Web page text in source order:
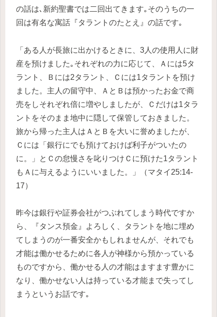
の話は､新約聖書では二回出てきます｡そのうちの一
回は有名な寓話『タラントのたとえ』の話です｡
「ある人が長旅に出かけるときに、3人の使用人に財
産を預けました｡それぞれの力に応じて、Ａには5タ
ラント、Ｂには2タラント、Ｃには1タラントを預け
ました。主人の留守中、ＡとＢは預かったお金で商
売をしそれぞれ倍に増やしましたが、Ｃだけは1タラ
ントをそのまま地中に隠して保管しておきました。
旅から帰った主人はＡとＢを大いに誉めましたが、
Ｃには「銀行にでも預けておけば利子がついたの
に。」とＣの怠慢さを叱りつけＣに預けた1タラント
もＡに与えるようにいいました。」（マタイ25:14-
17）
昨今は銀行や証券会社がつぶれてしまう時代ですか
ら、『タンス預金』よろしく、タラントを地に埋め
てしまうのが一番安全かもしれませんが、それでも
才能は働かせるために各人が神様から預かっている
ものですから、働かせる人の才能はますます豊かに
なり、働かせない人は持っている才能まで失ってし
まうというお話です｡